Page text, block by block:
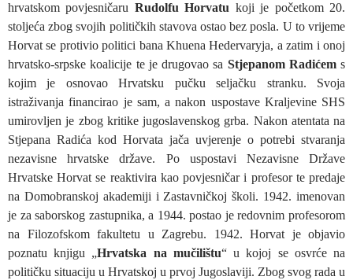
hrvatskom povjesničaru Rudolfu Horvatu koji je početkom 20.
stoljeća zbog svojih političkih stavova ostao bez posla. U to vrijeme
Horvat se protivio politici bana Khuena Hedervaryja, a zatim i onoj
hrvatsko-srpske koalicije te je drugovao sa Stjepanom Radićems
kojim je osnovao Hrvatsku pučku seljačku stranku. Svoja
istraživanja financirao je sam, a nakon uspostave Kraljevine SHS
umirovljen je zbog kritike jugoslavenskog grba. Nakon atentata na
Stjepana Radića kod Horvata jača uvjerenje o potrebi stvaranja
nezavisne hrvatske države. Po uspostavi Nezavisne Države
Hrvatske Horvat se reaktivira kao povjesničar i profesor te predaje
na Domobranskoj akademiji i Zastavničkoj školi. 1942. imenovan
je za saborskog zastupnika, a 1944. postao je redovnim profesorom
na Filozofskom fakultetu u Zagrebu. 1942. Horvat je objavio
poznatu knjigu „Hrvatska na mučilištu“ u kojoj se osvrće na
političku situaciju u Hrvatskoj u prvoj Jugoslaviji. Zbog svog rada u